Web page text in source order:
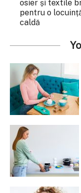
osier și textile
pentru o
caldă